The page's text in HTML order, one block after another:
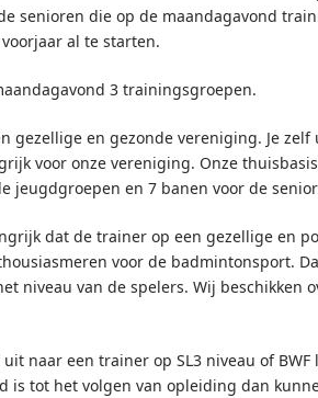
senioren die op de maandagavond
al te starten.
3 trainingsgroepen.
gezellige en gezonde vereniging. Je
voor onze vereniging. Onze
jeugdgroepen en 7 banen voor de
dat de trainer op een gezellige en
voor de badmintonsport.
niveau van de spelers. Wij
naar een trainer op SL3 niveau of
is tot het volgen van opleiding dan